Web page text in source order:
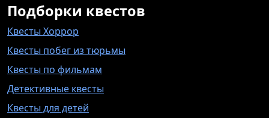
Подборки квестов
Квесты Хоррор
Квесты побег из тюрьмы
Квесты по фильмам
Детективные квесты
Квесты для детей